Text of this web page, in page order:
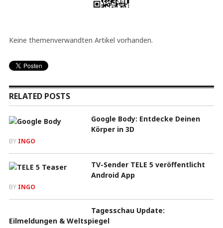
Keine themenverwandten Artikel vorhanden.
RELATED POSTS
Google Body: Entdecke Deinen
Körper in 3D
BY INGO
TV-Sender TELE 5 veröffentlicht
Android App
BY INGO
Tagesschau Update:
Eilmeldungen & Weltspiegel